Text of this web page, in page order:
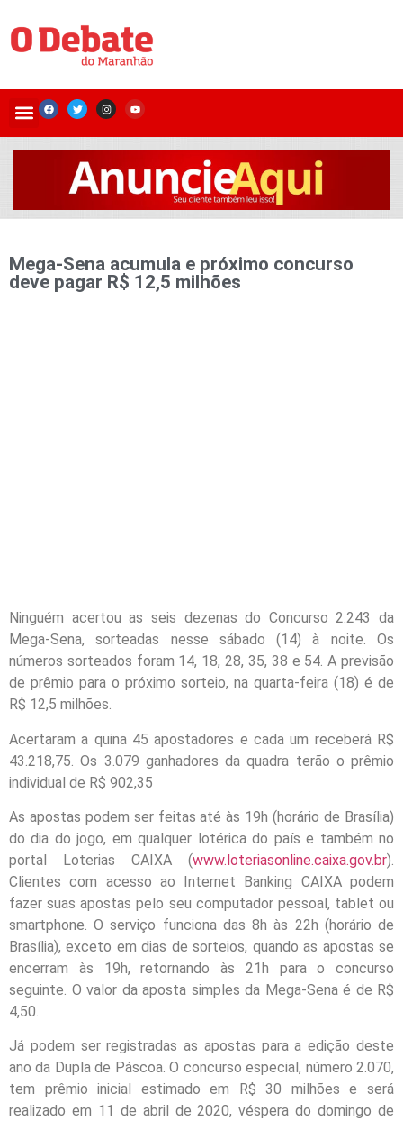
Mega-Sena acumula e próximo concurso
deve pagar R$ 12,5 milhões
Ninguém acertou as seis dezenas do Concurso 2.243 da
Mega-Sena, sorteadas nesse sábado (14) à noite. Os
números sorteados foram 14, 18, 28, 35, 38 e 54. A previsão
de prêmio para o próximo sorteio, na quarta-feira (18) é de
R$ 12,5 milhões.
Acertaram a quina 45 apostadores e cada um receberá R$
43.218,75. Os 3.079 ganhadores da quadra terão o prêmio
individual de R$ 902,35
As apostas podem ser feitas até às 19h (horário de Brasília)
do dia do jogo, em qualquer lotérica do país e também no
portal Loterias CAIXA (www.loteriasonline.caixa.gov.br).
Clientes com acesso ao Internet Banking CAIXA podem
fazer suas apostas pelo seu computador pessoal, tablet ou
smartphone. O serviço funciona das 8h às 22h (horário de
Brasília), exceto em dias de sorteios, quando as apostas se
encerram às 19h, retornando às 21h para o concurso
seguinte. O valor da aposta simples da Mega-Sena é de R$
4,50.
Já podem ser registradas as apostas para a edição deste
ano da Dupla de Páscoa. O concurso especial, número 2.070,
tem prêmio inicial estimado em R$ 30 milhões e será
realizado em 11 de abril de 2020, véspera do domingo de